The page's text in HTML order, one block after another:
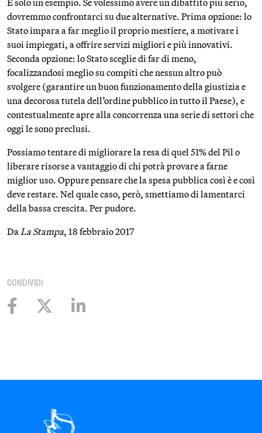
È solo un esempio. Se volessimo avere un dibattito più serio,
dovremmo confrontarci su due alternative. Prima opzione: lo
Stato impara a far meglio il proprio mestiere, a motivare i
suoi impiegati, a offrire servizi migliori e più innovativi.
Seconda opzione: lo Stato sceglie di far di meno,
focalizzandosi meglio su compiti che nessun altro può
svolgere (garantire un buon funzionamento della giustizia e
una decorosa tutela dell’ordine pubblico in tutto il Paese), e
contestualmente apre alla concorrenza una serie di settori che
oggi le sono preclusi.
Possiamo tentare di migliorare la resa di quel 51% del Pil o
liberare risorse a vantaggio di chi potrà provare a farne
miglior uso. Oppure pensare che la spesa pubblica così è e così
deve restare. Nel quale caso, però, smettiamo di lamentarci
della bassa crescita. Per pudore.
DaLa Stampa, 18 febbraio 2017
CONDIVIDI